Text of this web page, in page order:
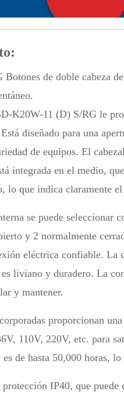
de doble cabeza
K20W-11 (D) S/RG le
diseñado para una
de equipos. El
integrada en el medio,
lo que indica claramente
se puede seleccionar
y 2 normalmente
eléctrica confiable. La
liviano y duradero. La
y mantener.
proporcionan
110V, 220V, etc. para
de hasta 50,000 horas,
IP40, que